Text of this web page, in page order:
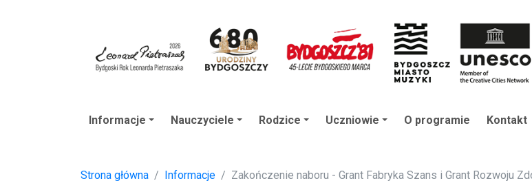
Informacje Nauczyciele Rodzice Uczniowie O programie Kontakt
Strona główna Informacje Zakończenie naboru - Grant Fabryka Szans i Grant Rozwoju